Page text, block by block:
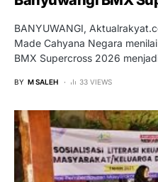
BANYUWANGI,
Made Cahyana Negara
BMX Supercross 2026
BY M SALEH 33 VIEWS